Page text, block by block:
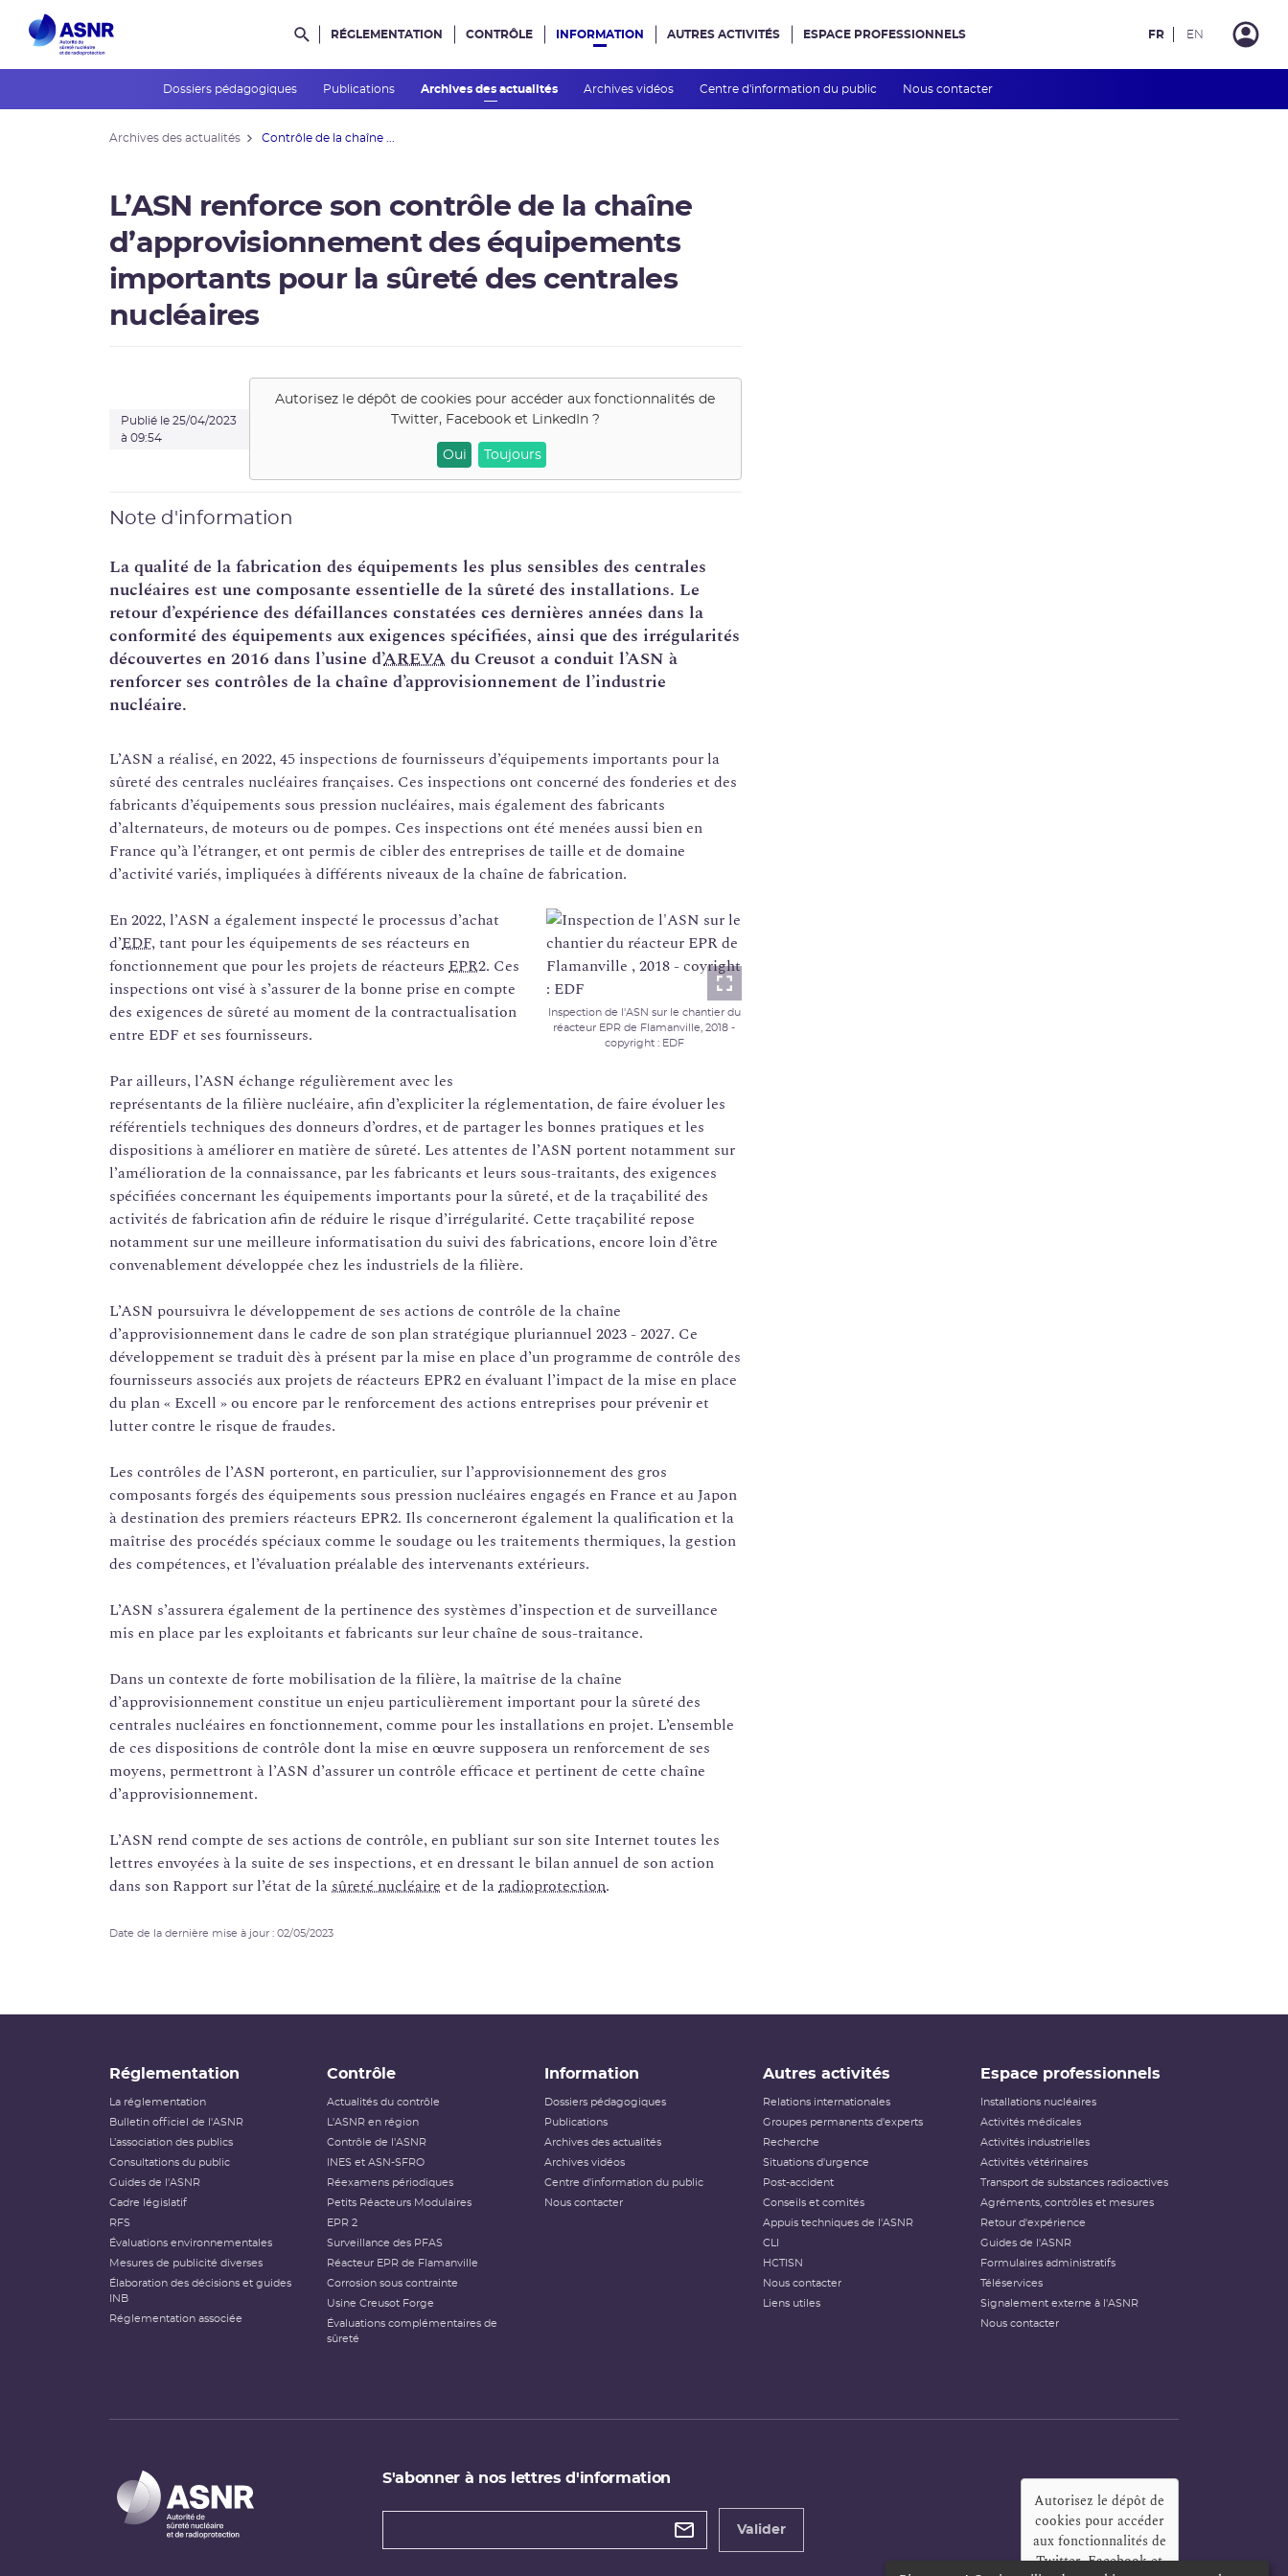
Rechercher dans le site
RÉGLEMENTATION CONTRÔLE INFORMATION
Dossiers pédagogiques Publications Archives des actualités Archives vidéos Centre d'information du public Nous contacter
AUTRES ACTIVITÉS ESPACE PROFESSIONNELS FR EN
Archives des actualités Contrôle de la chaîne ...
L’ASN renforce son contrôle de la chaîne
d’approvisionnement des équipements
importants pour la sûreté des centrales
nucléaires
Publié le 25/04/2023
à 09:54
Autorisez le dépôt de cookies pour accéder aux fonctionnalités de
Twitter, Facebook et LinkedIn?
Oui Toujours
Note d'information
La qualité de la fabrication des équipements les plus sensibles des centrales
nucléaires est une composante essentielle de la sûreté des installations. Le
retour d’expérience des défaillances constatées ces dernières années dans la
conformité des équipements aux exigences spécifiées, ainsi que des irrégularités
découvertes en 2016 dans l’usine d’AREVAdu Creusot a conduit l’ASN à
renforcer ses contrôles de la chaîne d’approvisionnement de l’industrie
nucléaire.
L’ASN a réalisé, en 2022, 45 inspections de fournisseurs d’équipements importants pour la
sûreté des centrales nucléaires françaises. Ces inspections ont concerné des fonderies et des
fabricants d’équipements sous pression nucléaires, mais également des fabricants
d’alternateurs, de moteurs ou de pompes. Ces inspections ont été menées aussi bien en
France qu’à l’étranger, et ont permis de cibler des entreprises de taille et de domaine
d’activité variés, impliquées à différents niveaux de la chaîne de fabrication.
Lightbox
Inspection de l'ASN sur le chantier du
réacteur EPR de Flamanville, 2018 -
copyright : EDF
En 2022, l’ASN a également inspecté le processus d’achat
d’EDF, tant pour les équipements de ses réacteurs en
fonctionnement que pour les projets de réacteurs EPR2. Ces
inspections ont visé à s’assurer de la bonne prise en compte
des exigences de sûreté au moment de la contractualisation
entre EDF et ses fournisseurs.
Par ailleurs, l’ASN échange régulièrement avec les
représentants de la filière nucléaire, afin d’expliciter la réglementation, de faire évoluer les
référentiels techniques des donneurs d’ordres, et de partager les bonnes pratiques et les
dispositions à améliorer en matière de sûreté. Les attentes de l’ASN portent notamment sur
l’amélioration de la connaissance, par les fabricants et leurs sous-traitants, des exigences
spécifiées concernant les équipements importants pour la sûreté, et de la traçabilité des
activités de fabrication afin de réduire le risque d’irrégularité. Cette traçabilité repose
notamment sur une meilleure informatisation du suivi des fabrications, encore loin d’être
convenablement développée chez les industriels de la filière.
L’ASN poursuivra le développement de ses actions de contrôle de la chaîne
d’approvisionnement dans le cadre de son plan stratégique pluriannuel 2023 - 2027. Ce
développement se traduit dès à présent par la mise en place d’un programme de contrôle des
fournisseurs associés aux projets de réacteurs EPR2 en évaluant l’impact de la mise en place
du plan « Excell » ou encore par le renforcement des actions entreprises pour prévenir et
lutter contre le risque de fraudes.
Les contrôles de l’ASN porteront, en particulier, sur l’approvisionnement des gros
composants forgés des équipements sous pression nucléaires engagés en France et au Japon
à destination des premiers réacteurs EPR2. Ils concerneront également la qualification et la
maîtrise des procédés spéciaux comme le soudage ou les traitements thermiques, la gestion
des compétences, et l’évaluation préalable des intervenants extérieurs.
L’ASN s’assurera également de la pertinence des systèmes d’inspection et de surveillance
mis en place par les exploitants et fabricants sur leur chaîne de sous-traitance.
Dans un contexte de forte mobilisation de la filière, la maîtrise de la chaîne
d’approvisionnement constitue un enjeu particulièrement important pour la sûreté des
centrales nucléaires en fonctionnement, comme pour les installations en projet. L’ensemble
de ces dispositions de contrôle dont la mise en œuvre supposera un renforcement de ses
moyens, permettront à l’ASN d’assurer un contrôle efficace et pertinent de cette chaîne
d’approvisionnement.
L’ASN rend compte de ses actions de contrôle, en publiant sur son site Internet toutes les
lettres envoyées à la suite de ses inspections, et en dressant le bilan annuel de son action
dans son Rapport sur l’état de lasûreté nucléaire et de laradioprotection.
Date de la dernière mise à jour : 02/05/2023
Réglementation
La réglementation
Bulletin officiel de l'ASNR
L’association des publics
Consultations du public
Guides de l'ASNR
Cadre législatif
RFS
Évaluations environnementales
Mesures de publicité diverses
Élaboration des décisions et guides
INB
Réglementation associée
Contrôle
Actualités du contrôle
L'ASNR en région
Contrôle de l'ASNR
INES et ASN-SFRO
Réexamens périodiques
Petits Réacteurs Modulaires
EPR 2
Surveillance des PFAS
Réacteur EPR de Flamanville
Corrosion sous contrainte
Usine Creusot Forge
Évaluations complémentaires de
sûreté
Information
Dossiers pédagogiques
Publications
Archives des actualités
Archives vidéos
Centre d'information du public
Nous contacter
Autres activités
Relations internationales
Groupes permanents d'experts
Recherche
Situations d'urgence
Post-accident
Conseils et comités
Appuis techniques de l'ASNR
CLI
HCTISN
Nous contacter
Liens utiles
Espace professionnels
Installations nucléaires
Activités médicales
Activités industrielles
Activités vétérinaires
Transport de substances radioactives
Agréments, contrôles et mesures
Retour d'expérience
Guides de l'ASNR
Formulaires administratifs
Téléservices
Signalement externe à l'ASNR
Nous contacter
S'abonner à nos lettres d'information
Types de
Valider
Autorisez le dépôt de
cookies pour accéder
aux fonctionnalités de
Twitter, Facebook et